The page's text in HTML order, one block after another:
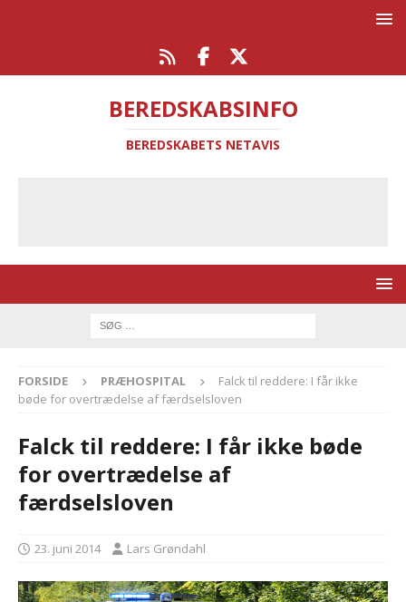
BEREDSKABSINFO
BEREDSKABETS NETAVIS
FORSIDE PRÆHOSPITAL
Falck til reddere: I får ikke
bøde for overtrædelse af færdselsloven
Falck til reddere: I får ikke bøde
for overtrædelse af
færdselsloven
23. juni 2014 Lars Grøndahl